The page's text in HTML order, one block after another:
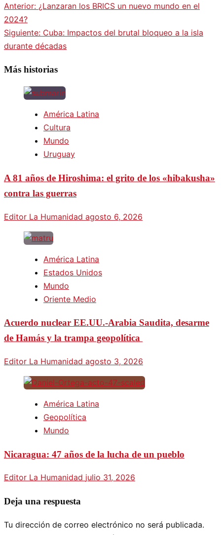
Anterior: ¿Lanzaran los BRICS un nuevo mundo en el
2024?
Siguiente: Cuba: Impactos del brutal bloqueo a la isla
durante décadas
Más historias
América Latina
Cultura
Mundo
Uruguay
A 81 años de Hiroshima: el grito de los «hibakusha»
contra las guerras
Editor La Humanidad agosto 6, 2026
América Latina
Estados Unidos
Mundo
Oriente Medio
Acuerdo nuclear EE.UU.-Arabia Saudita, desarme
de Hamás y la trampa geopolítica
Editor La Humanidad agosto 3, 2026
América Latina
Geopolítica
Mundo
Nicaragua: 47 años de la lucha de un pueblo
Editor La Humanidad julio 31, 2026
Deja una respuesta
Tu dirección de correo electrónico no será publicada.